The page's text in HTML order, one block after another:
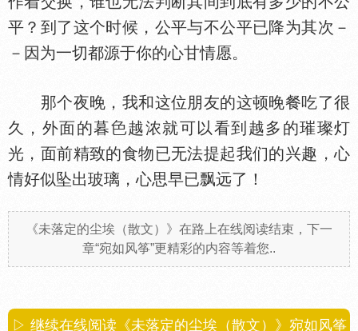
平？到了这个时候，公平与不公平已降为其次－
－因为一切都源于你的心甘情愿。
那个夜晚，我和这位朋友的这顿晚餐吃了很
久，外面的暮
越浓就可以看到越多的璀璨灯
光，面前精致的食物已无法提起我们的兴趣，心
情好似坠出玻璃，心思早已飘远了！
《未落定的尘埃（散文）》在路上在线阅读结束，下一
章“宛如风筝”更精彩的内容等着您..
▷ 继续在线阅读《未落定的尘埃（散文）》宛如风筝